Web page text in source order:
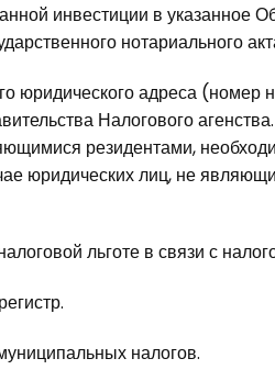
инвестиции в указанное
нотариального
юридического адреса (номер
Налогового
резидентами,
юридических лиц, не
льготе в связи с
налогов.